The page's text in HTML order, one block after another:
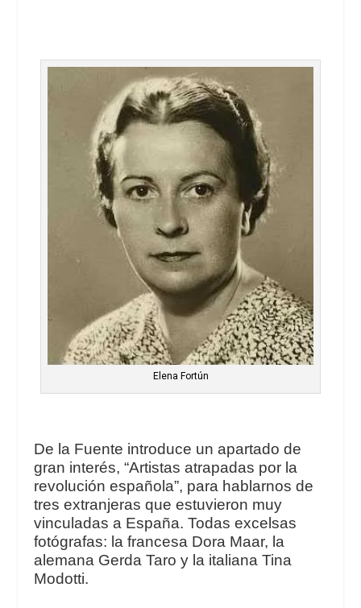
Elena Fortún
De la Fuente introduce un apartado de
gran interés, “Artistas atrapadas por la
revolución española”, para hablarnos de
tres extranjeras que estuvieron muy
vinculadas a España. Todas excelsas
fotógrafas: la francesa Dora Maar, la
alemana Gerda Taro y la italiana Tina
Modotti.